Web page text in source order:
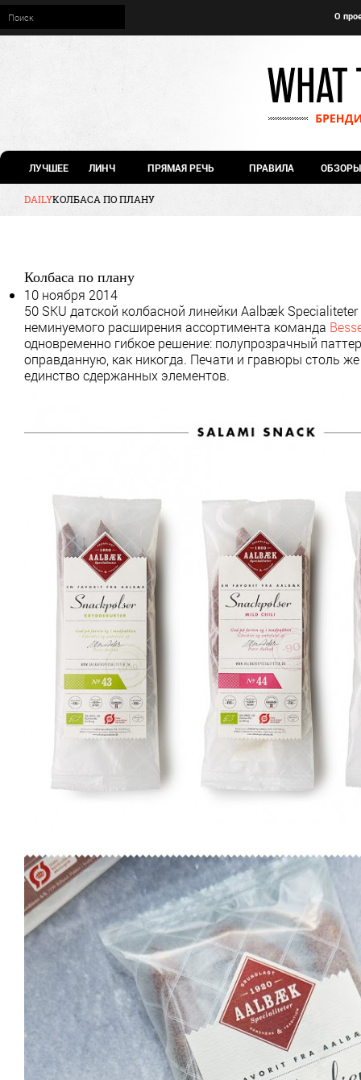
О
ЛУЧШЕЕ ЛИНЧ ПРЯМАЯ РЕЧЬ ПРАВИЛА ОБЗОРЫ
DAILYКОЛБАСА ПО ПЛАНУ
Колбаса по плану
10 ноября 2014
50 SKU датской колбасной линейки Aalbæk
неминуемого расширения ассортимента команда
одновременно гибкое решение: полупрозрачный
оправданную, как никогда. Печати и гравюры столь
единство сдержанных элементов.